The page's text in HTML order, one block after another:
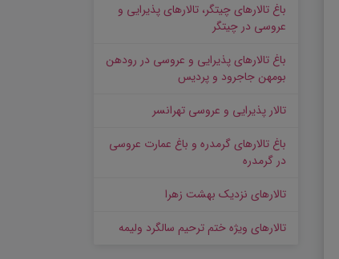
باغ تالارهای چیتگر، تالارهای پذیرایی و
عروسی در چیتگر
باغ تالارهای پذیرایی و عروسی در رودهن
بومهن جاجرود و پردیس
تالار پذیرایی و عروسی تهرانسر
باغ تالارهای گرمدره و باغ عمارت عروسی
در گرمدره
تالارهای نزدیک بهشت زهرا
تالارهای ویژه ختم ترحیم سالگرد ولیمه